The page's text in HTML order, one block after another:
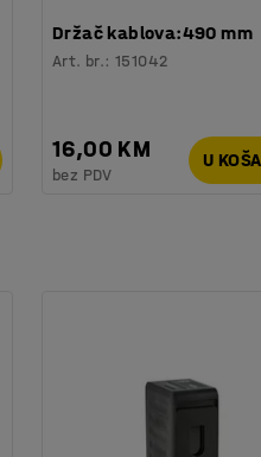
Držač kablova:490 mm
Art. br.:151042
16,00 KM
bez PDV
U